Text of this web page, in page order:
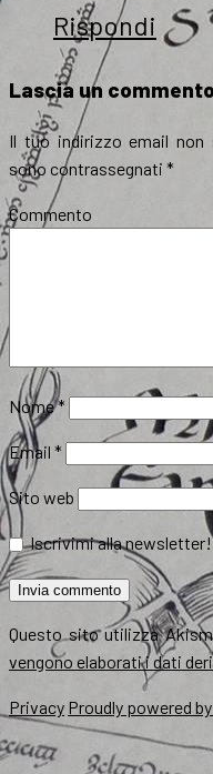
Rispondi
Lascia un commento
Il tuo indirizzo email non
sono contrassegnati *
Nome*
Email *
Sito web
Iscrivimi alla newsletter!
Questo sito utilizza
vengono elaborati i dati
Privacy Proudly powered